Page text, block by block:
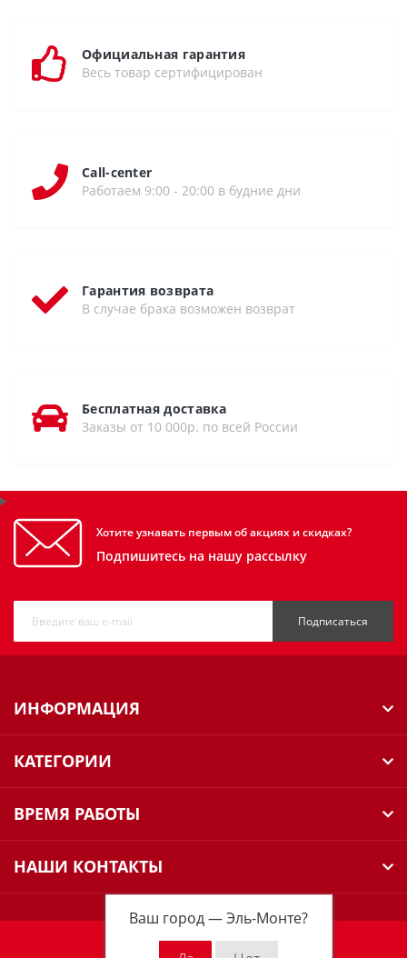
Ваш город —Эль-Монте?
Официальная гарантия
Весь товар сертифицирован
Call-center
Работаем 9:00 - 20:00 в будние дни
Гарантия возврата
В случае брака возможен возврат
Бесплатная доставка
Заказы от 10 000р. по всей России
Хотите узнавать первым об акциях и скидках?
Подпишитесь на нашу рассылку
Подписаться
ИНФОРМАЦИЯ
КАТЕГОРИИ
ВРЕМЯ РАБОТЫ
НАШИ КОНТАКТЫ